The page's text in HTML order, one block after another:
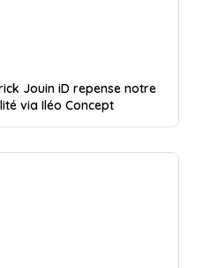
Jouin iD repense notre
via Iléo Concept